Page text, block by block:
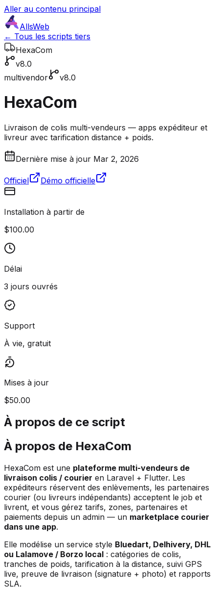
Aller au contenu principal
AllsWeb
← Tous les scripts tiers
HexaCom
v8.0
multivendor
v8.0
HexaCom
Livraison de colis multi-vendeurs — apps expéditeur et
livreur avec tarification distance + poids.
Dernière mise à jour Mar 2, 2026
Officiel Démo officielle
Installation à partir de
$100.00
Délai
3 jours ouvrés
Support
À vie, gratuit
Mises à jour
$50.00
À propos de ce script
À propos de HexaCom
HexaCom est une plateforme multi-vendeurs de
livraison colis / courier en Laravel + Flutter. Les
expéditeurs réservent des enlèvements, les partenaires
courier (ou livreurs indépendants) acceptent le job et
livrent, et vous gérez tarifs, zones, partenaires et
paiements depuis un admin — un marketplace courier
dans une app.
Elle modélise un service style Bluedart, Delhivery, DHL
ou Lalamove / Borzo local : catégories de colis,
tranches de poids, tarification à la distance, suivi GPS
live, preuve de livraison (signature + photo) et rapports
SLA.